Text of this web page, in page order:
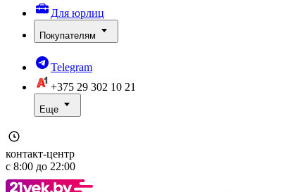
Для юрлиц
Покупателям
Telegram
+375 29 302 10 21
Еще
контакт-центр
с 8:00 до 22:00